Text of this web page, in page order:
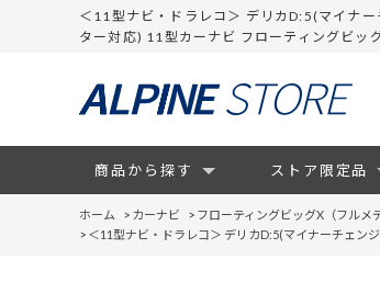
＜11型ナビ・ドラレコ＞ デリカD:5(マイナ
ター対応) 11型カーナビ フローティングビッ
商品から探す ストア限定品
ホーム > カーナビ > フローティングビッグX（フルメ
> ＜11型ナビ・ドラレコ＞ デリカD:5(マイナーチェン